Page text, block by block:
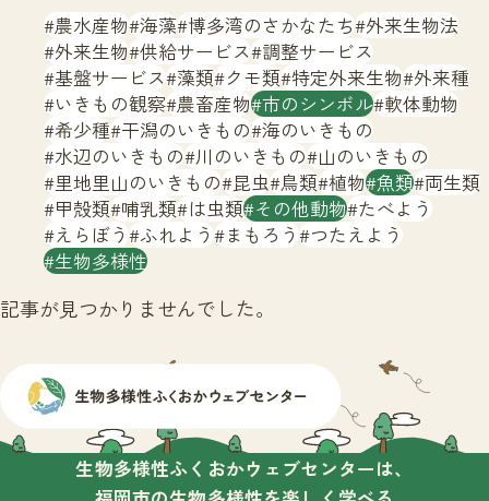
サイトマップ
農水産物 海藻 博多湾のさかなたち 外来生物法
外来生物 供給サービス 調整サービス
基盤サービス 藻類 クモ類 特定外来生物 外来種
いきもの観察 農畜産物 市のシンボル 軟体動物
希少種 干潟のいきもの 海のいきもの
水辺のいきもの 川のいきもの 山のいきもの
里地里山のいきもの 昆虫 鳥類 植物 魚類 両生類
甲殻類 哺乳類 は虫類 その他動物 たべよう
えらぼう ふれよう まもろう つたえよう
生物多様性
記事が見つかりませんでした。
生物多様性ふくおかウェブセンターは、